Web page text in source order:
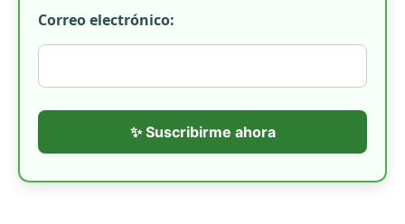
Correo electrónico:
✨ Suscribirme ahora